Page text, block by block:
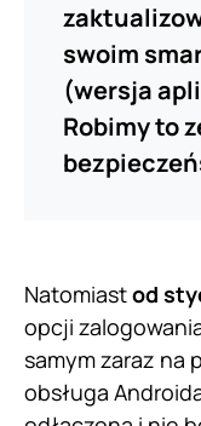
swoim
(wersja
Robimy to
Natomiastod
opcji
samym zaraz na
obsługa